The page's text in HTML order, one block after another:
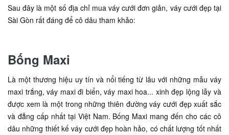
Sau đây là một số địa chỉ mua váy cưới đơn giản, váy cưới đẹp tại
Sài Gòn rất đáng để cô dâu tham khảo:
Bống Maxi
Là một thương hiệu uy tín và nổi tiếng từ lâu với những mẫu váy
maxi trắng, váy maxi đi biển, váy maxi hoa... xinh đẹp lộng lẫy và
được xem là một trong những thiên đường váy cưới đẹp xuất sắc
và đẳng cấp nhất tại Việt Nam. Bống Maxi mang đến cho các cô
dâu những thiết kế váy cưới đẹp hoàn hảo, có chất lượng tốt nhất